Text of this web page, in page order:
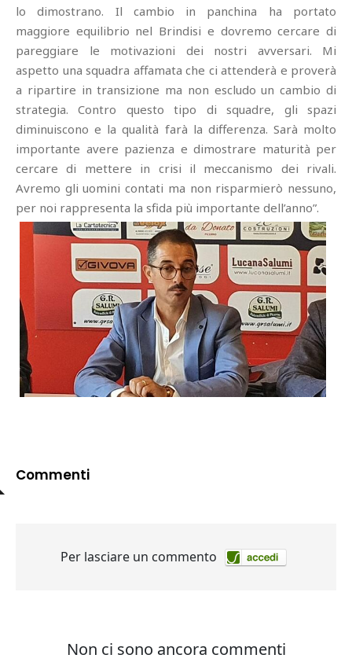
lo dimostrano. Il cambio in panchina ha portato
maggiore equilibrio nel Brindisi e dovremo cercare di
pareggiare le motivazioni dei nostri avversari. Mi
aspetto una squadra affamata che ci attenderà e proverà
a ripartire in transizione ma non escludo un cambio di
strategia. Contro questo tipo di squadre, gli spazi
diminuiscono e la qualità farà la differenza. Sarà molto
importante avere pazienza e dimostrare maturità per
cercare di mettere in crisi il meccanismo dei rivali.
Avremo gli uomini contati ma non risparmierò nessuno,
per noi rappresenta la sfida più importante dell’anno”.
Commenti